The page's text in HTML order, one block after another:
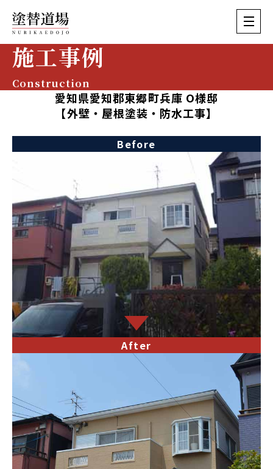
施工事例
Construction
愛知県愛知郡東郷町兵庫 O様邸
【外壁・屋根塗装・防水工事】
Before
After